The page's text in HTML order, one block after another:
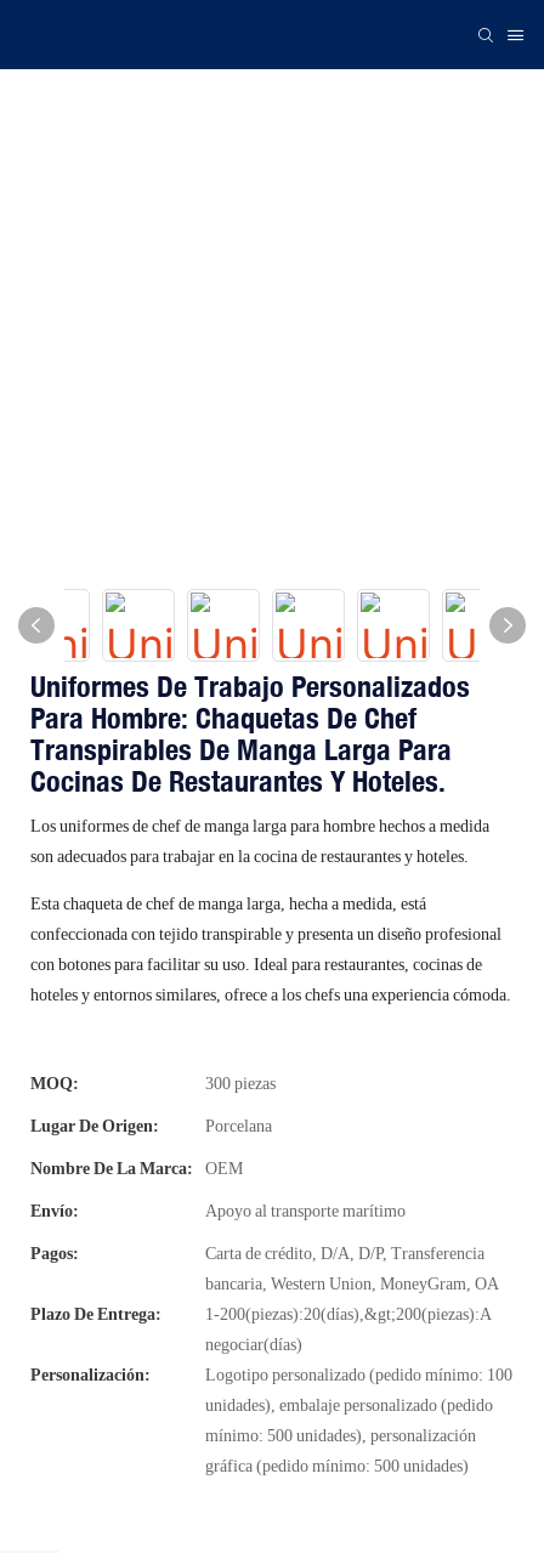
Uniformes De Trabajo Personalizados
Para Hombre: Chaquetas De Chef
Transpirables De Manga Larga Para
Cocinas De Restaurantes Y Hoteles.
Los uniformes de chef de manga larga para hombre hechos a medida
son adecuados para trabajar en la cocina de restaurantes y hoteles.
Esta chaqueta de chef de manga larga, hecha a medida, está
confeccionada con tejido transpirable y presenta un diseño profesional
con botones para facilitar su uso. Ideal para restaurantes, cocinas de
hoteles y entornos similares, ofrece a los chefs una experiencia cómoda.
MOQ: 300 piezas
Lugar De Origen: Porcelana
Nombre De La Marca: OEM
Envío: Apoyo al transporte marítimo
Pagos:
Carta de crédito, D/A, D/P, Transferencia
bancaria, Western Union, MoneyGram, OA
Plazo De Entrega:
1-200(piezas):20(días),&gt;200(piezas):A
negociar(días)
Personalización:
Logotipo personalizado (pedido mínimo: 100
unidades), embalaje personalizado (pedido
mínimo: 500 unidades), personalización
gráfica (pedido mínimo: 500 unidades)